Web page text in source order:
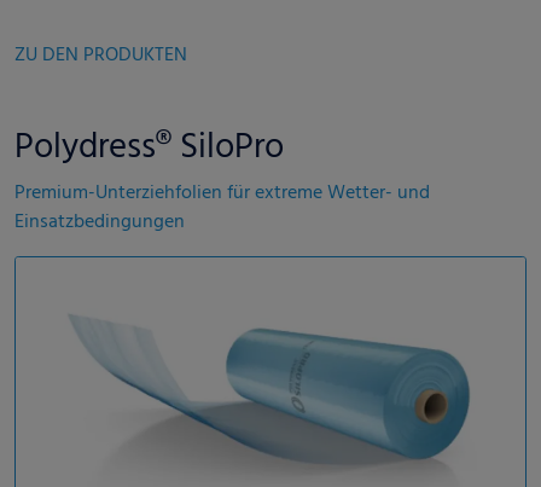
ZU DEN PRODUKTEN
Polydress® SiloPro
Premium-Unterziehfolien für extreme Wetter- und
Einsatzbedingungen